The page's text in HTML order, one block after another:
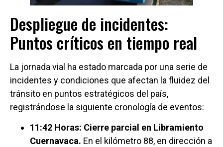
Despliegue de incidentes:
Puntos críticos en tiempo real
La jornada vial ha estado marcada por una serie de
incidentes y condiciones que afectan la fluidez del
tránsito en puntos estratégicos del país,
registrándose la siguiente cronología de eventos:
11:42 Horas: Cierre parcial en Libramiento
Cuernavaca. En el kilómetro 88, en dirección a